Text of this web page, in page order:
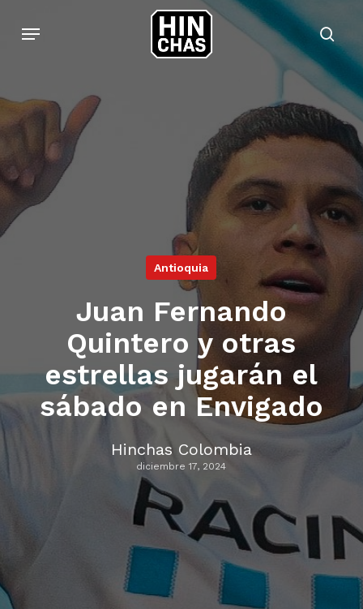
Menu
Antioquia
Juan Fernando
Quintero y otras
estrellas jugarán el
sábado en Envigado
Hinchas Colombia
diciembre 17, 2024